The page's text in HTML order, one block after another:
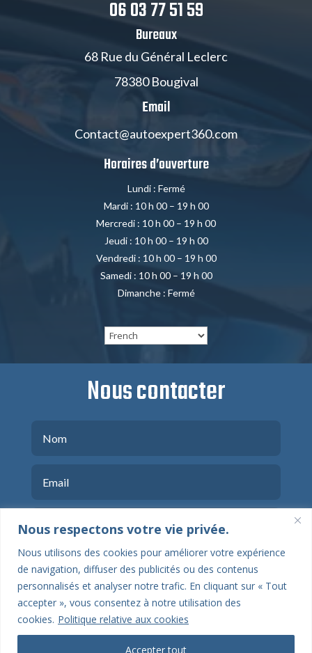
Nous respectons votre vie privée.
Nous utilisons des cookies pour améliorer votre expérience
de navigation, diffuser des publicités ou des contenus
personnalisés et analyser notre trafic. En cliquant sur « Tout
accepter », vous consentez à notre utilisation des
cookies. Politique relative aux cookies
Accepter tout
06 03 77 51 59
Bureaux
68 Rue du Général Leclerc
78380 Bougival
Email
Contact@autoexpert360.com
Horaires d’ouverture
Lundi : Fermé
Mardi : 10 h 00 – 19 h 00
Mercredi : 10 h 00 – 19 h 00
Jeudi : 10 h 00 – 19 h 00
Vendredi : 10 h 00 – 19 h 00
Samedi : 10 h 00 – 19 h 00
Dimanche : Fermé
Nous contacter
ENVOYER